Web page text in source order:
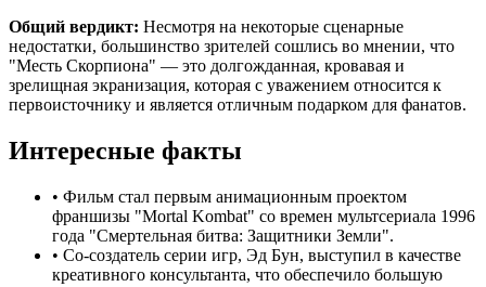
Общий вердикт: Несмотря на некоторые сценарные
недостатки, большинство зрителей сошлись во мнении, что
"Месть Скорпиона" — это долгожданная, кровавая и
зрелищная экранизация, которая с уважением относится к
первоисточнику и является отличным подарком для фанатов.
Интересные факты
• Фильм стал первым анимационным проектом
франшизы "Mortal Kombat" со времен мультсериала 1996
года "Смертельная битва: Защитники Земли".
• Со-создатель серии игр, Эд Бун, выступил в качестве
креативного консультанта, что обеспечило большую